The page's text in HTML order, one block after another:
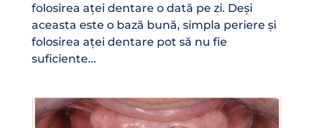
folosirea aței dentare o dată pe zi. Deși
aceasta este o bază bună, simpla periere și
folosirea aței dentare pot să nu fie
suficiente...